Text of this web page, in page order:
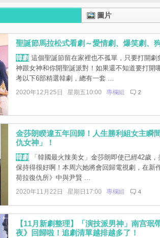
圖片
聖誕節馬拉松式看劇～愛情劇、爆笑劇、
韓劇 這個聖誕節留在家裡也不孤單，只要打開劇
神跟女神和你開聖誕派對！如果還不知道要打開
考以下6部精選韓劇，總有一套 ...
2020年12月25日 星期五10:00 專欄組 2
金莎朗睽違五年回歸！人生勝利組女主瞬
仇女神」！
韓劇 「韓國最火辣美女」金莎朗即使已經42歲
保持得很好啊！本周六她將會回歸電視劇，在新
荷拉復仇所》中與尹賢 ...
2020年11月22日 星期日17:00 專欄組 4
【11月新劇整理】「演技派男神」南宫珉
夜》回歸啦！追劇清單越排越多了！